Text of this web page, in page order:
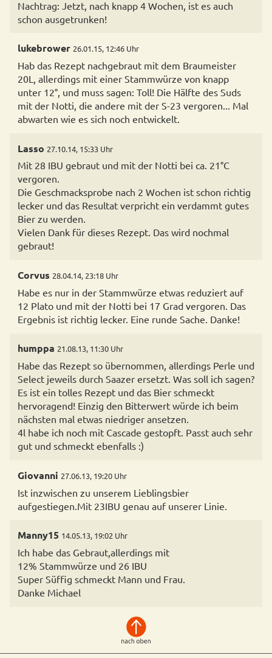
Nachtrag: Jetzt, nach knapp 4 Wochen, ist es auch
schon ausgetrunken!
lukebrower 26.01.15, 12:46 Uhr
Hab das Rezept nachgebraut mit dem Braumeister
20L, allerdings mit einer Stammwürze von knapp
unter 12°, und muss sagen: Toll! Die Hälfte des Suds
mit der Notti, die andere mit der S-23 vergoren... Mal
abwarten wie es sich noch entwickelt.
Lasso 27.10.14, 15:33 Uhr
Mit 28 IBU gebraut und mit der Notti bei ca. 21°C
vergoren.
Die Geschmacksprobe nach 2 Wochen ist schon richtig
lecker und das Resultat verpricht ein verdammt gutes
Bier zu werden.
Vielen Dank für dieses Rezept. Das wird nochmal
gebraut!
Corvus 28.04.14, 23:18 Uhr
Habe es nur in der Stammwürze etwas reduziert auf
12 Plato und mit der Notti bei 17 Grad vergoren. Das
Ergebnis ist richtig lecker. Eine runde Sache. Danke!
humppa 21.08.13, 11:30 Uhr
Habe das Rezept so übernommen, allerdings Perle und
Select jeweils durch Saazer ersetzt. Was soll ich sagen?
Es ist ein tolles Rezept und das Bier schmeckt
hervoragend! Einzig den Bitterwert würde ich beim
nächsten mal etwas niedriger ansetzen.
4l habe ich noch mit Cascade gestopft. Passt auch sehr
gut und schmeckt ebenfalls :)
Giovanni 27.06.13, 19:20 Uhr
Ist inzwischen zu unserem Lieblingsbier
Manny15 14.05.13, 19:02 Uhr
Ich habe das Gebraut,allerdings mit
12% Stammwürze und 26 IBU
Super Süffig schmeckt Mann und Frau.
Danke Michael